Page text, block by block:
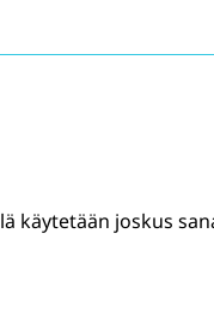
käytetään joskus